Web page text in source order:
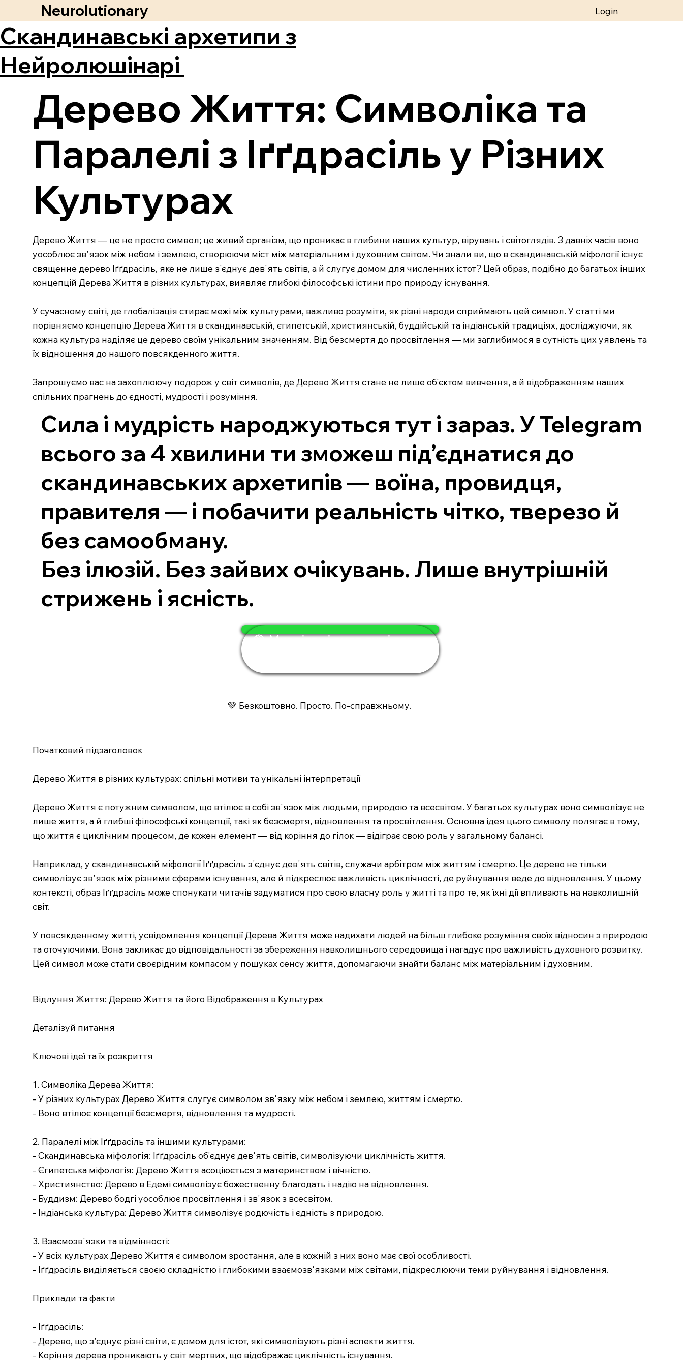
Neurolutionary Login
Скандинавські архетипи з
Нейролюшінарі
Дерево Життя: Символіка та
Паралелі з Іґґдрасіль у Різних
Культурах
Дерево Життя — це не просто символ; це живий організм, що проникає в глибини наших культур, вірувань і світоглядів. З давніх часів воно
уособлює зв'язок між небом і землею, створюючи міст між матеріальним і духовним світом. Чи знали ви, що в скандинавській міфології існує
священне дерево Іґґдрасіль, яке не лише з'єднує дев'ять світів, а й слугує домом для численних істот? Цей образ, подібно до багатьох інших
концепцій Дерева Життя в різних культурах, виявляє глибокі філософські істини про природу існування.
У сучасному світі, де глобалізація стирає межі між культурами, важливо розуміти, як різні народи сприймають цей символ. У статті ми
порівняємо концепцію Дерева Життя в скандинавській, єгипетській, християнській, буддійській та індіанській традиціях, досліджуючи, як
кожна культура наділяє це дерево своїм унікальним значенням. Від безсмертя до просвітлення — ми заглибимося в сутність цих уявлень та
їх відношення до нашого повсякденного життя.
Запрошуємо вас на захоплюючу подорож у світ символів, де Дерево Життя стане не лише об'єктом вивчення, а й відображенням наших
спільних прагнень до єдності, мудрості і розуміння.
Сила і мудрість народжуються тут і зараз. У Telegram
всього за 4 хвилини ти зможеш під’єднатися до
скандинавських архетипів — воїна, провидця,
правителя — і побачити реальність чітко, тверезо й
без самообману.
Без ілюзій. Без зайвих очікувань. Лише внутрішній
стрижень і ясність.
🟢 Мудрість і сила тут і зараз
💚 Безкоштовно. Просто. По-справжньому.
Початковий підзаголовок
Дерево Життя в різних культурах: спільні мотиви та унікальні інтерпретації
Дерево Життя є потужним символом, що втілює в собі зв'язок між людьми, природою та всесвітом. У багатьох культурах воно символізує не
лише життя, а й глибші філософські концепції, такі як безсмертя, відновлення та просвітлення. Основна ідея цього символу полягає в тому,
що життя є циклічним процесом, де кожен елемент — від коріння до гілок — відіграє свою роль у загальному балансі.
Наприклад, у скандинавській міфології Іґґдрасіль з'єднує дев'ять світів, служачи арбітром між життям і смертю. Це дерево не тільки
символізує зв'язок між різними сферами існування, але й підкреслює важливість циклічності, де руйнування веде до відновлення. У цьому
контексті, образ Іґґдрасіль може спонукати читачів задуматися про свою власну роль у житті та про те, як їхні дії впливають на навколишній
світ.
У повсякденному житті, усвідомлення концепції Дерева Життя може надихати людей на більш глибоке розуміння своїх відносин з природою
та оточуючими. Вона закликає до відповідальності за збереження навколишнього середовища і нагадує про важливість духовного розвитку.
Цей символ може стати своєрідним компасом у пошуках сенсу життя, допомагаючи знайти баланс між матеріальним і духовним.
Відлуння Життя: Дерево Життя та його Відображення в Культурах
Деталізуй питання
Ключові ідеї та їх розкриття
1. Символіка Дерева Життя:
- У різних культурах Дерево Життя слугує символом зв'язку між небом і землею, життям і смертю.
- Воно втілює концепції безсмертя, відновлення та мудрості.
2. Паралелі між Іґґдрасіль та іншими культурами:
- Скандинавська міфологія: Іґґдрасіль об'єднує дев'ять світів, символізуючи циклічність життя.
- Єгипетська міфологія: Дерево Життя асоціюється з материнством і вічністю.
- Християнство: Дерево в Едемі символізує божественну благодать і надію на відновлення.
- Буддизм: Дерево бодгі уособлює просвітлення і зв'язок з всесвітом.
- Індіанська культура: Дерево Життя символізує родючість і єдність з природою.
3. Взаємозв'язки та відмінності:
- У всіх культурах Дерево Життя є символом зростання, але в кожній з них воно має свої особливості.
- Іґґдрасіль виділяється своєю складністю і глибокими взаємозв'язками між світами, підкреслюючи теми руйнування і відновлення.
Приклади та факти
- Іґґдрасіль:
- Дерево, що з'єднує різні світи, є домом для істот, які символізують різні аспекти життя.
- Коріння дерева проникають у світ мертвих, що відображає циклічність існування.